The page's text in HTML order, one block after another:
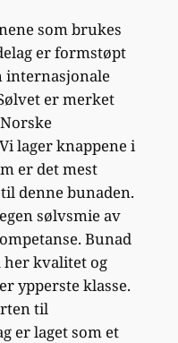
som brukes
er formstøpt
internasjonale
er merket
lager knappene i
er det mest
denne bunaden.
sølvsmie av
Bunad
her kvalitet og
ypperste klasse.
til
er laget som et